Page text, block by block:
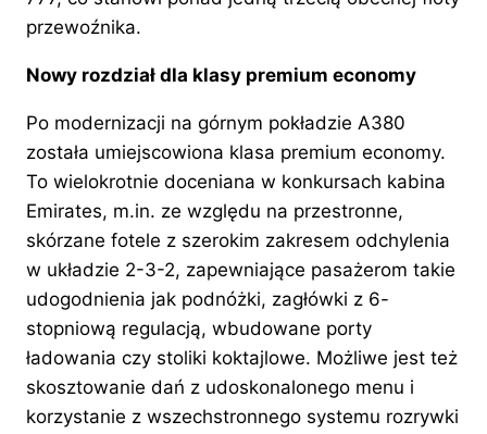
przewoźnika.
Nowy rozdział dla klasy premium economy
Po modernizacji na górnym pokładzie A380
została umiejscowiona klasa premium economy.
To wielokrotnie doceniana w konkursach kabina
Emirates, m.in. ze względu na przestronne,
skórzane fotele z szerokim zakresem odchylenia
w układzie 2-3-2, zapewniające pasażerom takie
udogodnienia jak podnóżki, zagłówki z 6-
stopniową regulacją, wbudowane porty
ładowania czy stoliki koktajlowe. Możliwe jest też
skosztowanie dań z udoskonalonego menu i
korzystanie z wszechstronnego systemu rozrywki